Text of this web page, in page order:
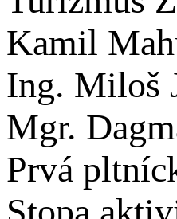
Kamil
Ing. Miloš
Mgr.
Prvá